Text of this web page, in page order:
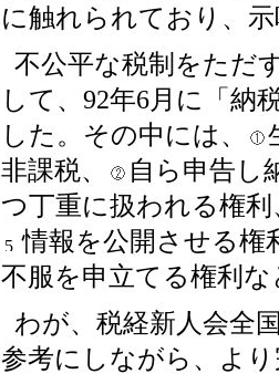
に触れられており、
不公平な税制をただ
して、92年6月に「納
した。その中には、
非課税、
自ら申告し
つ丁重に扱われる権利
情報を公開させる権
不服を申立てる権利
わが、税経新人会全
参考にしながら、よ